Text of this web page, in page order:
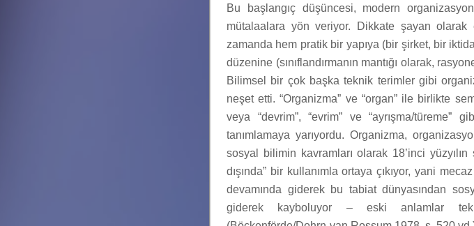
Bu başlangıç düşüncesi, modern
mütalaalara yön veriyor. Dikkate şayan olarak
zamanda hem pratik bir yapıya (bir şirket, bir
düzenine (sınıflandırmanın mantığı olarak,
Bilimsel bir çok başka teknik terimler gibi
neşet etti. “Organizma” ve “organ” ile birlikte
veya “devrim”, “evrim” ve “ayrışma/
tanımlamaya yarıyordu. Organizma,
sosyal bilimin kavramları olarak 18’inci yüzyılın
dışında” bir kullanımla ortaya çıkıyor, yani
devamında giderek bu tabiat dünyasından
giderek kayboluyor – eski anlamlar